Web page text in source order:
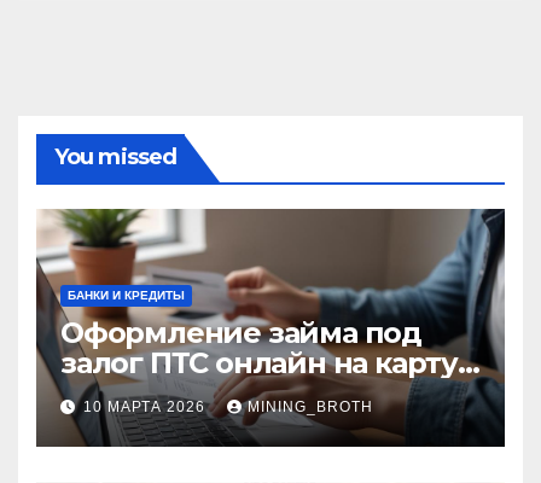
You missed
БАНКИ И КРЕДИТЫ
Оформление займа под
залог ПТС онлайн на карту
без визита в офис: порядок,
требования и документы
10 МАРТА 2026 MINING_BROTH